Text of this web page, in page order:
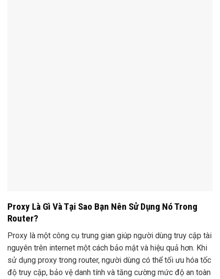
Proxy Là Gì Và Tại Sao Bạn Nên Sử Dụng Nó Trong
Router?
Proxy là một công cụ trung gian giúp người dùng truy cập tài
nguyên trên internet một cách bảo mật và hiệu quả hơn. Khi
sử dụng proxy trong router, người dùng có thể tối ưu hóa tốc
độ truy cập, bảo vệ danh tính và tăng cường mức độ an toàn